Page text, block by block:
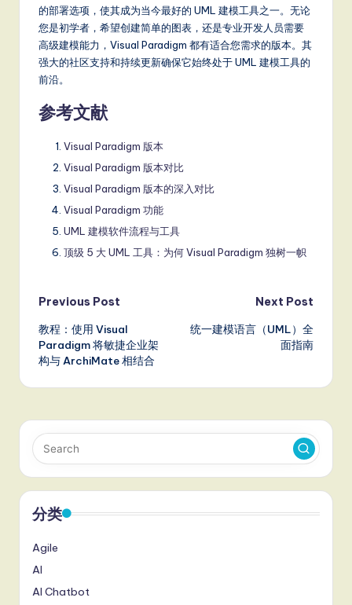
的部署选项，使其成为当今最好的 UML 建模工具之一。无论
您是初学者，希望创建简单的图表，还是专业开发人员需要
高级建模能力，Visual Paradigm 都有适合您需求的版本。其
强大的社区支持和持续更新确保它始终处于 UML 建模工具的
前沿。
参考文献
Visual Paradigm 版本
Visual Paradigm 版本对比
Visual Paradigm 版本的深入对比
Visual Paradigm 功能
UML 建模软件流程与工具
顶级 5 大 UML 工具：为何 Visual Paradigm 独树一帜
Post
navigation
Previous Post
教程：使用 Visual
Paradigm 将敏捷企业架
构与 ArchiMate 相结合
Next Post
统一建模语言（UML）全
面指南
分类
Agile
AI
AI Chatbot